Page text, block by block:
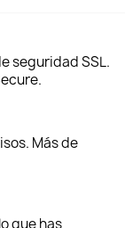
seguridad SSL.
Más de
que has